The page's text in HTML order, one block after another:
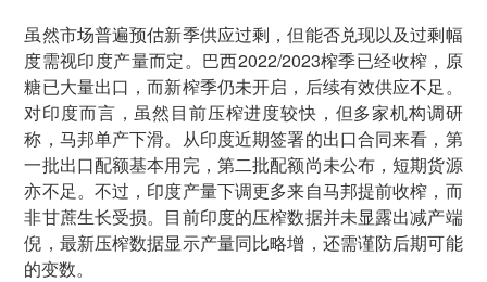
虽然市场普遍预估新季供应过剩，但能否兑现以及过剩幅
度需视印度产量而定。巴西2022/2023榨季已经收榨，原
糖已大量出口，而新榨季仍未开启，后续有效供应不足。
对印度而言，虽然目前压榨进度较快，但多家机构调研
称，马邦单产下滑。从印度近期签署的出口合同来看，第
一批出口配额基本用完，第二批配额尚未公布，短期货源
亦不足。不过，印度产量下调更多来自马邦提前收榨，而
非甘蔗生长受损。目前印度的压榨数据并未显露出减产端
倪，最新压榨数据显示产量同比略增，还需谨防后期可能
的变数。